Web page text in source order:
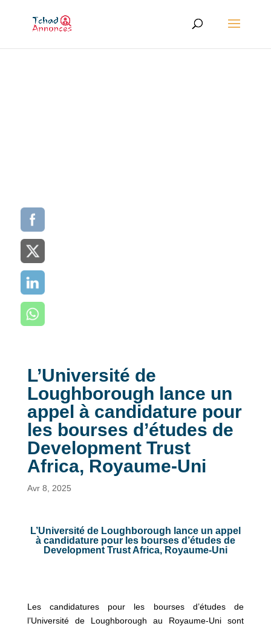
L’Université de
Loughborough lance un
appel à candidature pour
les bourses d’études de
Development Trust
Africa, Royaume-Uni
Avr 8, 2025
L’Université de Loughborough lance un appel
à candidature pour les bourses d’études de
Development Trust Africa, Royaume-Uni
Les candidatures pour les bourses d’études de
l’Université de Loughborough au Royaume-Uni sont